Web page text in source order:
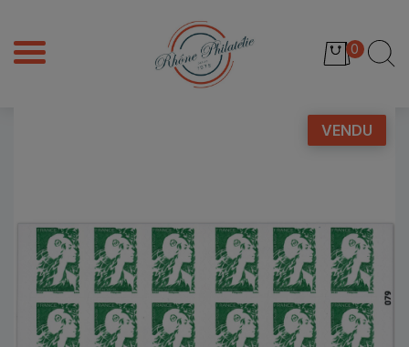
0
VENDU